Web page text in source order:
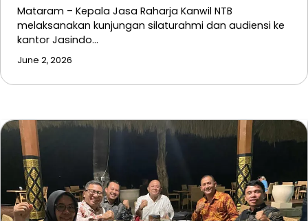
Mataram – Kepala Jasa Raharja Kanwil NTB
melaksanakan kunjungan silaturahmi dan audiensi ke
kantor Jasindo…
June 2, 2026